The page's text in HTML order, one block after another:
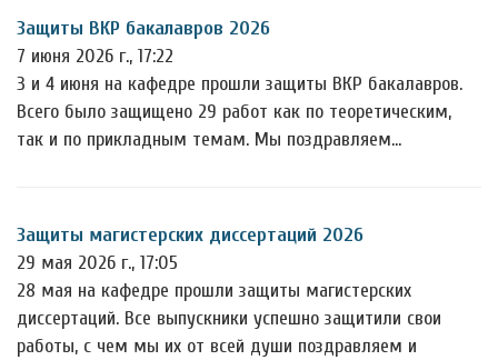
Защиты ВКР бакалавров 2026
7 июня 2026 г., 17:22
3 и 4 июня на кафедре прошли защиты ВКР бакалавров.
Всего было защищено 29 работ как по теоретическим,
так и по прикладным темам. Мы поздравляем…
Защиты магистерских диссертаций 2026
29 мая 2026 г., 17:05
28 мая на кафедре прошли защиты магистерских
диссертаций. Все выпускники успешно защитили свои
работы, с чем мы их от всей души поздравляем и